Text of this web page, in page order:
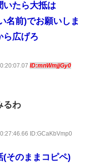
いたら大抵は
名前)でお願いしま
ら広げろ
ID:mnWmjjGy0
るわ
ID:GCaKbVmp0
(そのままコピペ)